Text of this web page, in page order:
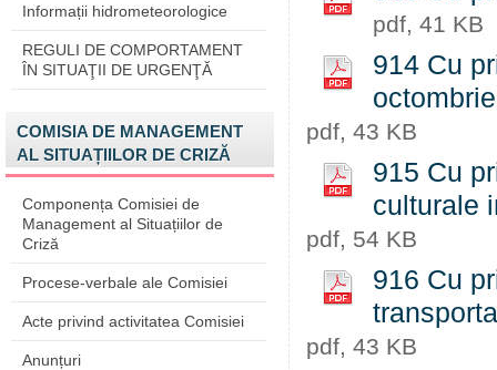
Informații hidrometeorologice
REGULI DE COMPORTAMENT
ÎN SITUAŢII DE URGENŢĂ
COMISIA DE MANAGEMENT
AL SITUAȚIILOR DE CRIZĂ
Componența Comisiei de
Management al Situațiilor de
Criză
Procese-verbale ale Comisiei
Acte privind activitatea Comisiei
Anunțuri
pdf, 41 KB
914 Cu
pdf, 43 KB
915 Cu
culturale
pdf, 54 KB
916 Cu
pdf, 43 KB